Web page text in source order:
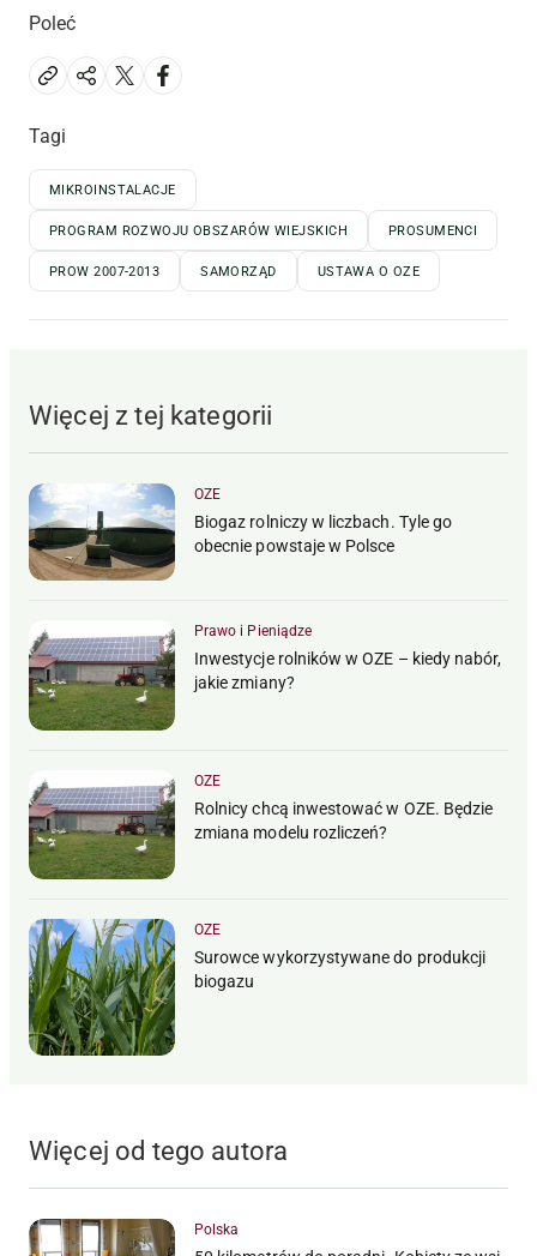
Poleć
Tagi
MIKROINSTALACJE
PROGRAM ROZWOJU OBSZARÓW WIEJSKICH PROSUMENCI
PROW 2007-2013 SAMORZĄD USTAWA O OZE
Więcej z tej kategorii
OZE
Biogaz rolniczy w liczbach. Tyle go
obecnie powstaje w Polsce
Prawo i Pieniądze
Inwestycje rolników w OZE – kiedy nabór,
jakie zmiany?
OZE
Rolnicy chcą inwestować w OZE. Będzie
zmiana modelu rozliczeń?
OZE
Surowce wykorzystywane do produkcji
biogazu
Więcej od tego autora
Polska